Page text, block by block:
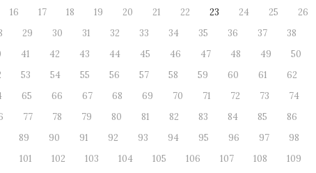
16 17 18 19 20 21 22 23 24 25 26
29 30 31 32 33 34 35 36 37 38
41 42 43 44 45 46 47 48 49 50
53 54 55 56 57 58 59 60 61 62
65 66 67 68 69 70 71 72 73 74
77 78 79 80 81 82 83 84 85 86
89 90 91 92 93 94 95 96 97 98
101 102 103 104 105 106 107 108 109